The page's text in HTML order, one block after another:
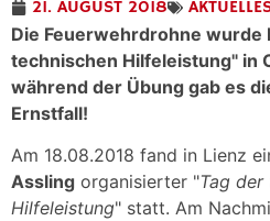
21. AUGUST 2018
Die Feuerwehrdrohne wurde
technischen Hilfeleistung" in
während der Übung gab es
Ernstfall!
Am 18.08.2018 fand in Lienz
Assling organisierter "Tag der
Hilfeleistung" statt. Am